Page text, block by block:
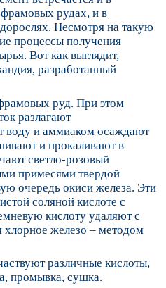
рудах, и в
Несмотря на такую
процессы получения
Вот как выглядит,
разработанный
руд. При этом
разлагают
воду и аммиаком осаждают
и прокаливают в
светло-розовый
примесями твердой
очередь окиси железа. Эти
соляной кислоте с
кислоту удаляют с
железо – методом
различные кислоты,
промывка, сушка.